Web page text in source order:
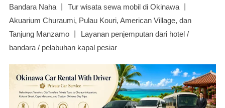
Bandara Naha 丨 Tur wisata sewa mobil di Okinawa 丨
Akuarium Churaumi, Pulau Kouri, American Village, dan
Tanjung Manzamo 丨 Layanan penjemputan dari hotel /
bandara / pelabuhan kapal pesiar